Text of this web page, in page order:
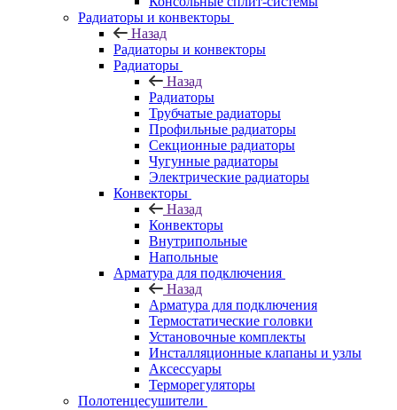
Радиаторы и конвекторы
Назад
Радиаторы и конвекторы
Радиаторы
Назад
Радиаторы
Трубчатые радиаторы
Профильные радиаторы
Секционные радиаторы
Чугунные радиаторы
Электрические радиаторы
Конвекторы
Назад
Конвекторы
Внутрипольные
Напольные
Арматура для подключения
Назад
Арматура для подключения
Термостатические головки
Установочные комплекты
Инсталляционные клапаны и узлы
Аксессуары
Терморегуляторы
Полотенцесушители